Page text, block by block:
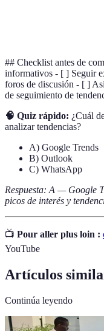
## Checklist antes de
informativos - [ ] Seguir
foros de discusión - [ ]
de seguimiento de
🧠 Quiz rápido: ¿Cuál
analizar tendencias?
A) Google Trends
B) Outlook
C) WhatsApp
Respuesta: A — Google
picos de interés y
📺 Pour aller plus loin :
YouTube
Artículos
Continúa leyendo